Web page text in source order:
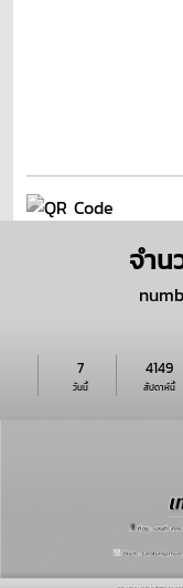
จำน
วันนี้
7
สัปดาห์นี้
4149